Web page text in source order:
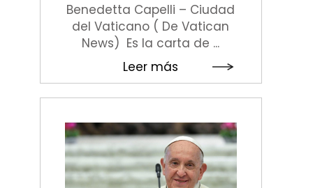
Benedetta Capelli – Ciudad
del Vaticano ( De Vatican
News) Es la carta de ...
Leer más